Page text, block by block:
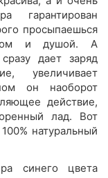
гарантирован
просыпаешься
и душой. А
дает заряд
увеличивает
он наоборот
действие,
лад. Вот
натуральный
синего цвета